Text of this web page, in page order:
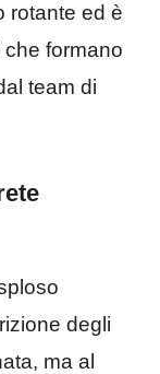
rotante ed è
formano
team di
degli
ma al